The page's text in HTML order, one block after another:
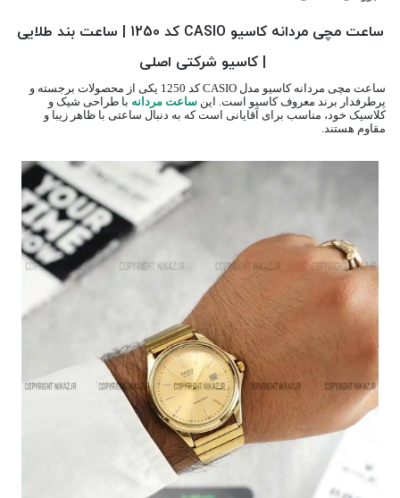
ساعت مچی مردانه کاسیو CASIO کد 1250 | ساعت بند طلایی
| کاسیو شرکتی اصلی
ساعت مچی مردانه کاسیو مدل CASIO کد 1250 یکی از محصولات برجسته و
پرطرفدار برند معروف کاسیو است. این ساعت مردانه با طراحی شیک و
کلاسیک خود، مناسب برای آقایانی است که به دنبال ساعتی با ظاهر زیبا و
مقاوم هستند.